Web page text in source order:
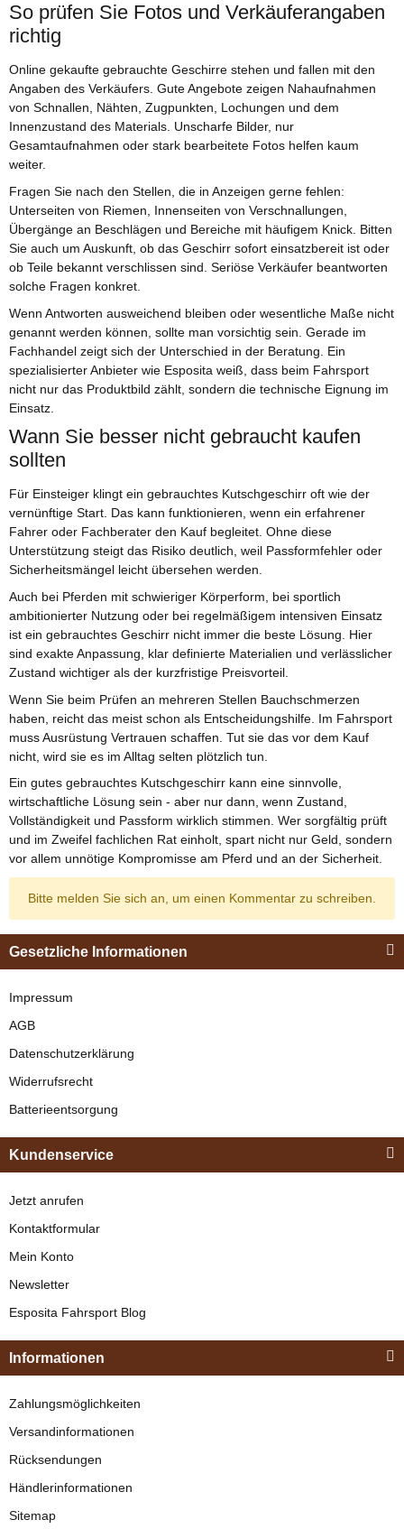
So prüfen Sie Fotos und Verkäuferangaben
richtig
Online gekaufte gebrauchte Geschirre stehen und fallen mit den
Angaben des Verkäufers. Gute Angebote zeigen Nahaufnahmen
von Schnallen, Nähten, Zugpunkten, Lochungen und dem
Innenzustand des Materials. Unscharfe Bilder, nur
Gesamtaufnahmen oder stark bearbeitete Fotos helfen kaum
weiter.
Fragen Sie nach den Stellen, die in Anzeigen gerne fehlen:
Unterseiten von Riemen, Innenseiten von Verschnallungen,
Übergänge an Beschlägen und Bereiche mit häufigem Knick. Bitten
Sie auch um Auskunft, ob das Geschirr sofort einsatzbereit ist oder
ob Teile bekannt verschlissen sind. Seriöse Verkäufer beantworten
solche Fragen konkret.
Wenn Antworten ausweichend bleiben oder wesentliche Maße nicht
genannt werden können, sollte man vorsichtig sein. Gerade im
Fachhandel zeigt sich der Unterschied in der Beratung. Ein
spezialisierter Anbieter wie Esposita weiß, dass beim Fahrsport
nicht nur das Produktbild zählt, sondern die technische Eignung im
Einsatz.
Wann Sie besser nicht gebraucht kaufen
sollten
Für Einsteiger klingt ein gebrauchtes Kutschgeschirr oft wie der
vernünftige Start. Das kann funktionieren, wenn ein erfahrener
Fahrer oder Fachberater den Kauf begleitet. Ohne diese
Unterstützung steigt das Risiko deutlich, weil Passformfehler oder
Sicherheitsmängel leicht übersehen werden.
Auch bei Pferden mit schwieriger Körperform, bei sportlich
ambitionierter Nutzung oder bei regelmäßigem intensiven Einsatz
ist ein gebrauchtes Geschirr nicht immer die beste Lösung. Hier
sind exakte Anpassung, klar definierte Materialien und verlässlicher
Zustand wichtiger als der kurzfristige Preisvorteil.
Wenn Sie beim Prüfen an mehreren Stellen Bauchschmerzen
haben, reicht das meist schon als Entscheidungshilfe. Im Fahrsport
muss Ausrüstung Vertrauen schaffen. Tut sie das vor dem Kauf
nicht, wird sie es im Alltag selten plötzlich tun.
Ein gutes gebrauchtes Kutschgeschirr kann eine sinnvolle,
wirtschaftliche Lösung sein - aber nur dann, wenn Zustand,
Vollständigkeit und Passform wirklich stimmen. Wer sorgfältig prüft
und im Zweifel fachlichen Rat einholt, spart nicht nur Geld, sondern
vor allem unnötige Kompromisse am Pferd und an der Sicherheit.
Bitte melden Sie sich an, um einen Kommentar zu schreiben.
Gesetzliche Informationen
Impressum
AGB
Datenschutzerklärung
Widerrufsrecht
Batterieentsorgung
Kundenservice
Jetzt anrufen
Kontaktformular
Mein Konto
Newsletter
Esposita Fahrsport Blog
Informationen
Zahlungsmöglichkeiten
Versandinformationen
Rücksendungen
Händlerinformationen
Sitemap